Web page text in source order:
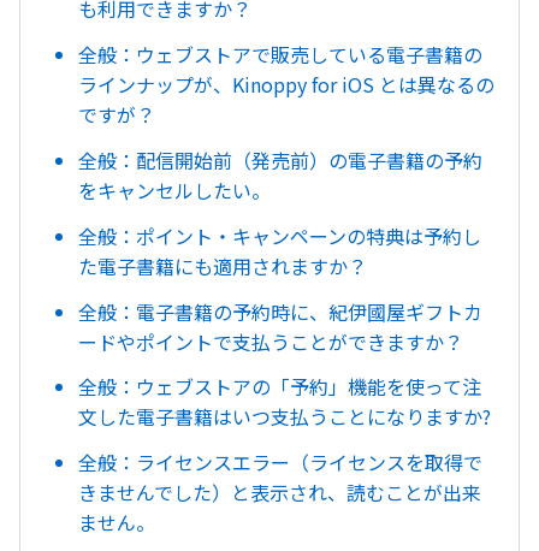
も利用できますか？
全般：ウェブストアで販売している電子書籍の
ラインナップが、Kinoppy for iOS とは異なるの
ですが？
全般：配信開始前（発売前）の電子書籍の予約
をキャンセルしたい。
全般：ポイント・キャンペーンの特典は予約し
た電子書籍にも適用されますか？
全般：電子書籍の予約時に、紀伊國屋ギフトカ
ードやポイントで支払うことができますか？
全般：ウェブストアの「予約」機能を使って注
文した電子書籍はいつ支払うことになりますか?
全般：ライセンスエラー（ライセンスを取得で
きませんでした）と表示され、読むことが出来
ません。